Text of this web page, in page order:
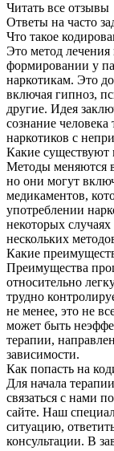
Читать все отзывы
Ответы на часто
Что такое
Это метод лечения
формировании у
наркотикам. Это
включая гипноз,
другие. Идея
сознание
наркотиков с
Какие существуют
Методы меняются
но они могут
медикаментов,
употреблении
некоторых
нескольких
Какие
Преимущества
относительно
трудно
не менее, это не
может быть
терапии,
зависимости.
Как попасть на
Для начала
связаться с нами
сайте. Наш
ситуацию,
консультации. В